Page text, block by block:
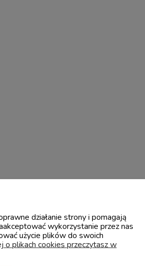
działanie strony i pomagają
wykorzystanie przez nas
użycie plików do swoich
o plikach cookies przeczytasz w